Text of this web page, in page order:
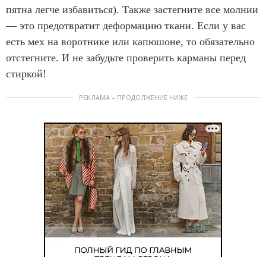
пятна легче избавиться). Также застегните все молнии
— это предотвратит деформацию ткани. Если у вас
есть мех на воротнике или капюшоне, то обязательно
отстегните. И не забудьте проверить карманы перед
стиркой!
РЕКЛАМА – ПРОДОЛЖЕНИЕ НИЖЕ